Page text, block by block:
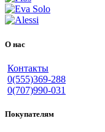
О нас
Контакты
0(555)369-288
0(707)990-031
Покупателям